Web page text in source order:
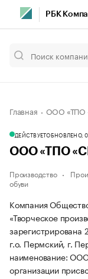
РБК
Главная ООО «ТПО
ДЕЙСТВУЕТОБНОВЛЕНО,
ООО «ТПО
Производство
обуви
Компания
«Творческое
зарегистрирована
г.о. Пермский, г.
наименование:
организации